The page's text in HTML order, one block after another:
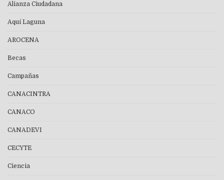
Alianza Ciudadana
Aquí Laguna
AROCENA
Becas
Campañas
CANACINTRA
CANACO
CANADEVI
CECYTE
Ciencia